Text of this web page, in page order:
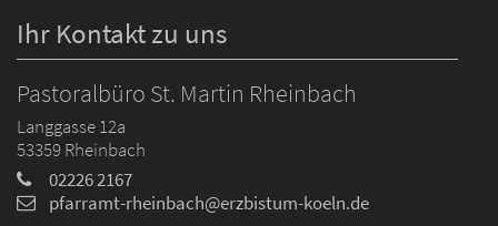
Ihr Kontakt zu uns
Pastoralbüro St. Martin Rheinbach
Langgasse 12a
53359Rheinbach
02226 2167
pfarramt-rheinbach@erzbistum-koeln.de